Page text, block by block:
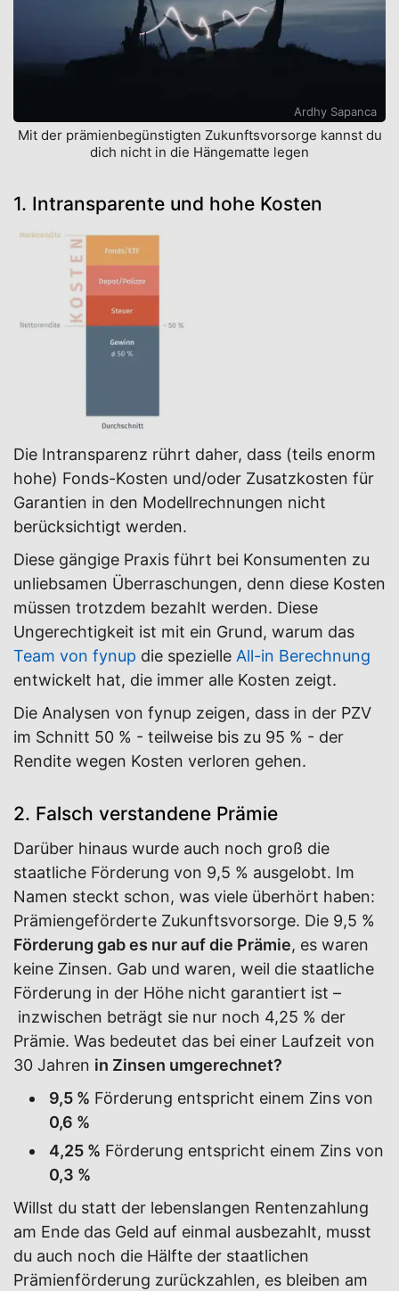
Ardhy Sapanca
Mit der prämienbegünstigten Zukunftsvorsorge kannst du
dich nicht in die Hängematte legen
1. Intransparente und hohe Kosten
Die Intransparenz rührt daher, dass (teils enorm
hohe) Fonds-Kosten und/oder Zusatzkosten für
Garantien in den Modellrechnungen nicht
berücksichtigt werden.
Diese gängige Praxis führt bei Konsumenten zu
unliebsamen Überraschungen, denn diese Kosten
müssen trotzdem bezahlt werden. Diese
Ungerechtigkeit ist mit ein Grund, warum das
Team von fynup die spezielle All-in Berechnung
entwickelt hat, die immer alle Kosten zeigt.
Die Analysen von fynup zeigen, dass in der PZV
im Schnitt 50 % - teilweise bis zu 95 % - der
Rendite wegen Kosten verloren gehen.
2. Falsch verstandene Prämie
Darüber hinaus wurde auch noch groß die
staatliche Förderung von 9,5 % ausgelobt. Im
Namen steckt schon, was viele überhört haben:
Prämiengeförderte Zukunftsvorsorge. Die 9,5 %
Förderung gab es nur auf die Prämie, es waren
keine Zinsen. Gab und waren, weil die staatliche
Förderung in der Höhe nicht garantiert ist –
inzwischen beträgt sie nur noch 4,25 % der
Prämie. Was bedeutet das bei einer Laufzeit von
30 Jahren in Zinsen umgerechnet?
9,5 % Förderung entspricht einem Zins von
0,6 %
4,25 % Förderung entspricht einem Zins von
0,3 %
Willst du statt der lebenslangen Rentenzahlung
am Ende das Geld auf einmal ausbezahlt, musst
du auch noch die Hälfte der staatlichen
Prämienförderung zurückzahlen, es bleiben am